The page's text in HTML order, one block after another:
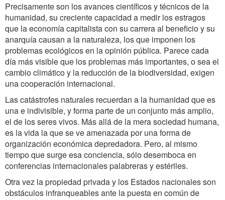
Precisamente son los avances científicos y técnicos de la
humanidad, su creciente capacidad a medir los estragos
que la economía capitalista con su carrera al beneficio y su
anarquía causan a la naturaleza, los que imponen los
problemas ecológicos en la opinión pública. Parece cada
día más visible que los problemas más importantes, o sea el
cambio climático y la reducción de la biodiversidad, exigen
una cooperación internacional.
Las catástrofes naturales recuerdan a la humanidad que es
una e indivisible, y forma parte de un conjunto más amplio,
el de los seres vivos. Más allá de la mera sociedad humana,
es la vida la que se ve amenazada por una forma de
organización económica depredadora. Pero, al mismo
tiempo que surge esa conciencia, sólo desemboca en
conferencias internacionales palabreras y estériles.
Otra vez la propiedad privada y los Estados nacionales son
obstáculos infranqueables ante la puesta en común de